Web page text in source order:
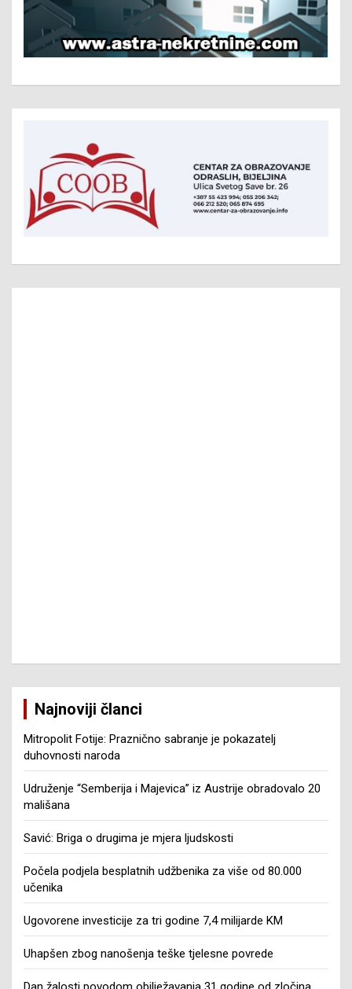
Najnoviji članci
Mitropolit Fotije: Praznično sabranje je pokazatelj
duhovnosti naroda
Udruženje “Semberija i Majevica” iz Austrije obradovalo 20
mališana
Savić: Briga o drugima je mjera ljudskosti
Počela podjela besplatnih udžbenika za više od 80.000
učenika
Ugovorene investicije za tri godine 7,4 milijarde KM
Uhapšen zbog nanošenja teške tjelesne povrede